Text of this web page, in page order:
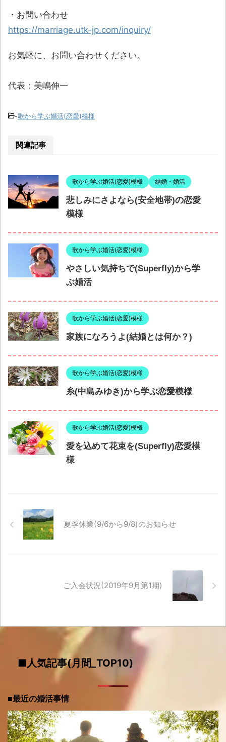
・お問い合わせ
https://marriage.utk-jp.com/inquiry/
お気軽に、お問い合わせください。
代表：美嶋伸一
-歌から学ぶ婚活(恋愛)模様
関連記事
歌から学ぶ婚活(恋愛)模様 結婚・婚活
悲しみにさよなら(安全地帯)の恋愛
模様
歌から学ぶ婚活(恋愛)模様
やさしい気持ちで(Superfly)から学
ぶ婚活
歌から学ぶ婚活(恋愛)模様
家族になろうよ(結婚とは何か？)
歌から学ぶ婚活(恋愛)模様
糸(中島みゆき)から学ぶ恋愛模様
歌から学ぶ婚活(恋愛)模様
愛を込めて花束を(Superfly)恋愛模
様
夏季休業(9/6から9/8)のお知らせ
ご入会状況(2019年9月第1期)
■人気記事(月間_TOP10)
■最近の婚活事情